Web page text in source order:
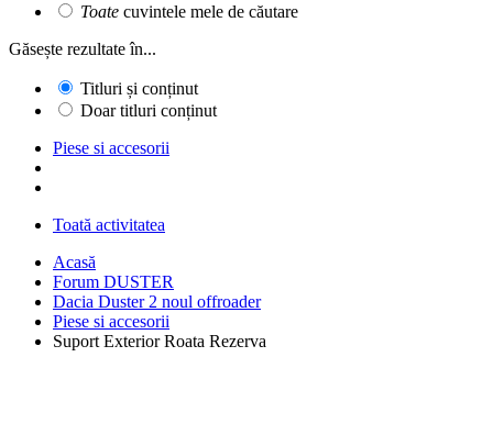
Toate cuvintele mele de căutare
Găsește rezultate în...
Titluri și conținut
Doar titluri conținut
Piese si accesorii
Toată activitatea
Acasă
Forum DUSTER
Dacia Duster 2 noul offroader
Piese si accesorii
Suport Exterior Roata Rezerva